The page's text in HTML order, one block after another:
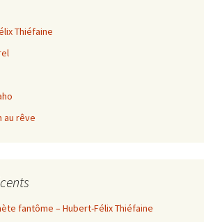
Thiéfaine
au rêve
fantôme – Hubert-Félix Thiéfaine